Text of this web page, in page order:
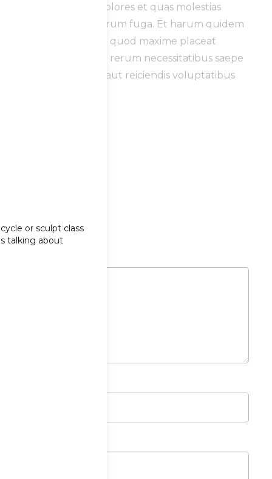
corrupti quos dolores et quas molestias
est laborum et dolorum fuga. Et harum quidem
quo minus id quod maxime placeat
officiis debitis aut rerum necessitatibus saepe
delectus, ut aut reiciendis voluptatibus
or sculpt class
talking about